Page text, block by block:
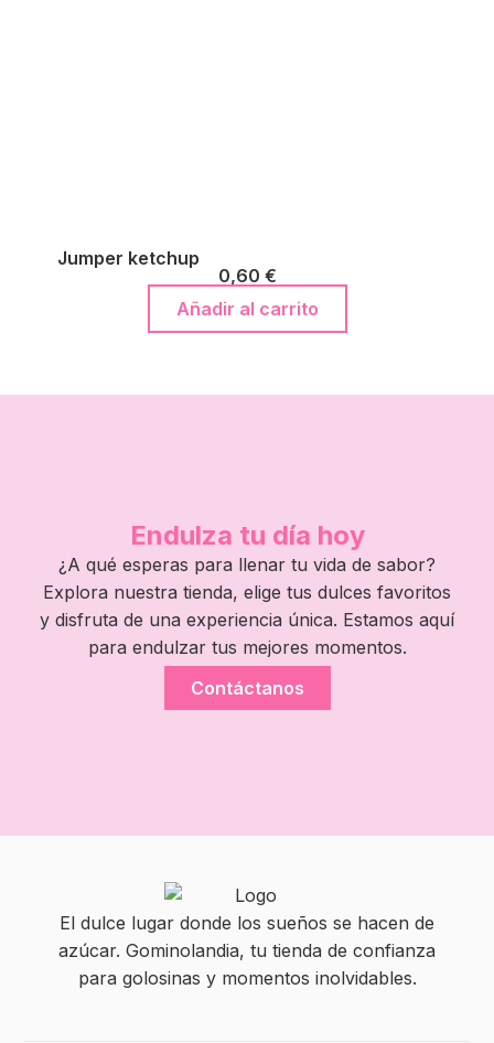
Jumper ketchup
0,60 €
Añadir al carrito
Endulza tu día hoy
¿A qué esperas para llenar tu vida de sabor?
Explora nuestra tienda, elige tus dulces favoritos
y disfruta de una experiencia única. Estamos aquí
para endulzar tus mejores momentos.
Contáctanos
El dulce lugar donde los sueños se hacen de
azúcar. Gominolandia, tu tienda de confianza
para golosinas y momentos inolvidables.